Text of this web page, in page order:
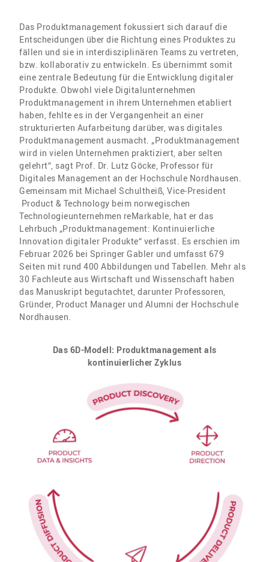
Das Produktmanagement fokussiert sich darauf die
Entscheidungen über die Richtung eines Produktes zu
fällen und sie in interdisziplinären Teams zu vertreten,
bzw. kollaborativ zu entwickeln. Es übernimmt somit
eine zentrale Bedeutung für die Entwicklung digitaler
Produkte. Obwohl viele Digitalunternehmen
Produktmanagement in ihrem Unternehmen etabliert
haben, fehlte es in der Vergangenheit an einer
strukturierten Aufarbeitung darüber, was digitales
Produktmanagement ausmacht. „Produktmanagement
wird in vielen Unternehmen praktiziert, aber selten
gelehrt“, sagt Prof. Dr. Lutz Göcke, Professor für
Digitales Management an der Hochschule Nordhausen.
Gemeinsam mit Michael Schultheiß, Vice-President
Product & Technology beim norwegischen
Technologieunternehmen reMarkable, hat er das
Lehrbuch „Produktmanagement: Kontinuierliche
Innovation digitaler Produkte“ verfasst. Es erschien im
Februar 2026 bei Springer Gabler und umfasst 679
Seiten mit rund 400 Abbildungen und Tabellen. Mehr als
30 Fachleute aus Wirtschaft und Wissenschaft haben
das Manuskript begutachtet, darunter Professoren,
Gründer, Product Manager und Alumni der Hochschule
Nordhausen.
Das 6D-Modell: Produktmanagement als
kontinuierlicher Zyklus